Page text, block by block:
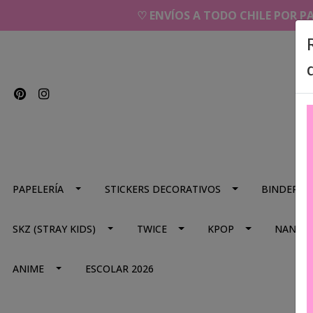
♡ ENVÍOS A TODO CHILE POR
PAPELERÍA STICKERS DECORATIVOS BINDERS
SKZ (STRAY KIDS) TWICE KPOP NANA
ANIME ESCOLAR 2026